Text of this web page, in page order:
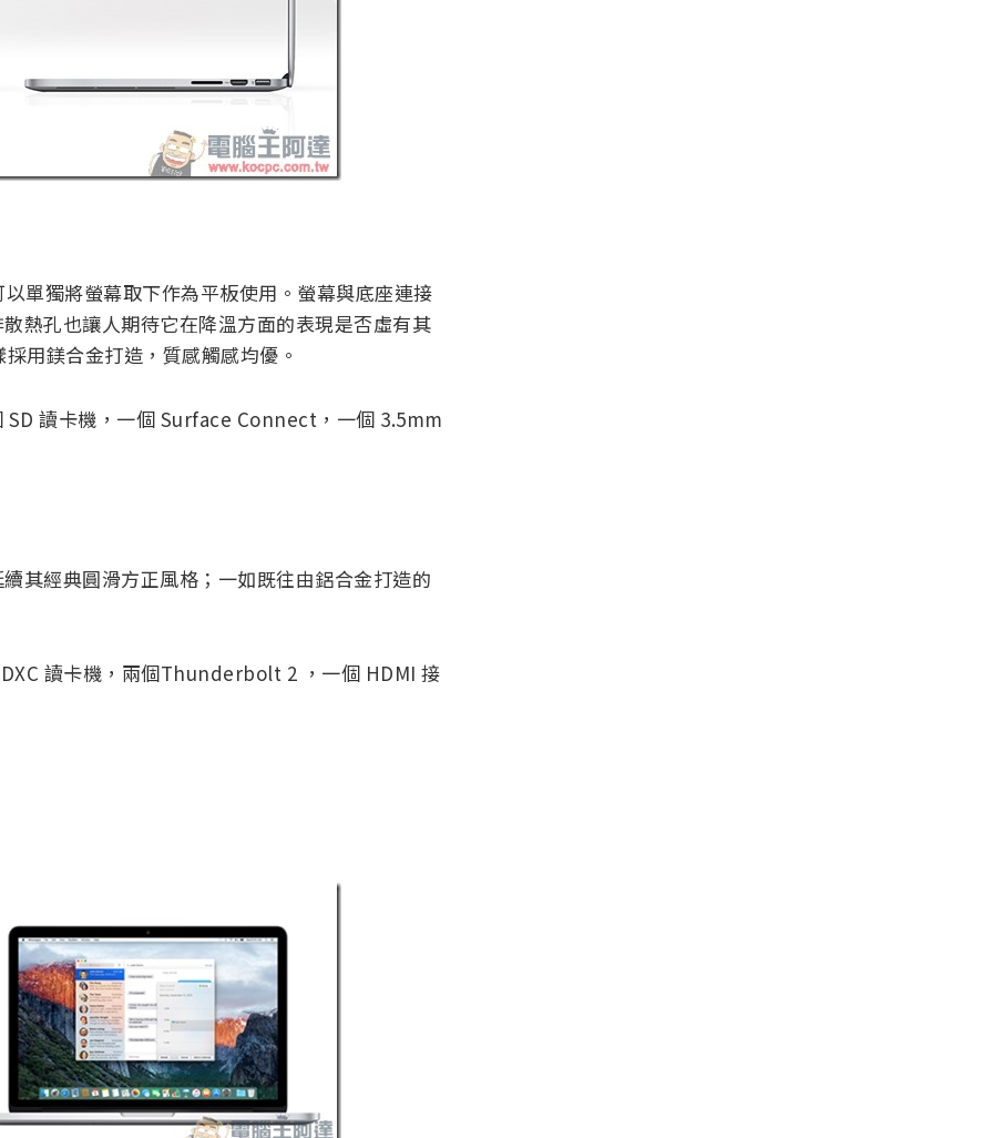
單獨將螢幕取下作為平板使用。螢幕與底座連接
熱孔也讓人期待它在降溫方面的表現是否虛有其
用鎂合金打造，質感觸感均優。
SD 讀卡機，一個 Surface Connect，一個 3.5mm
其經典圓滑方正風格；一如既往由鋁合金打造的
讀卡機，兩個Thunderbolt 2 ，一個 HDMI 接